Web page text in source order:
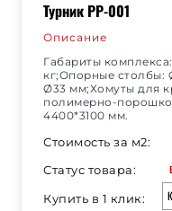
Турник РР-001
Описание
Габариты
кг;Опорные столбы:
Ø33 мм;Хомуты для
полимерно-
4400*3100 мм.
Стоимость за м2:
Статус товара:
Купить в 1 клик: